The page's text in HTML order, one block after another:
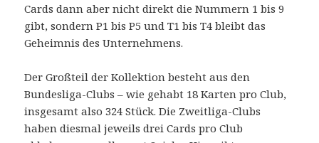
Cards dann aber nicht direkt die Nummern 1 bis 9
gibt, sondern P1 bis P5 und T1 bis T4 bleibt das
Geheimnis des Unternehmens.
Der Großteil der Kollektion besteht aus den
Bundesliga-Clubs – wie gehabt 18 Karten pro Club,
insgesamt also 324 Stück. Die Zweitliga-Clubs
haben diesmal jeweils drei Cards pro Club